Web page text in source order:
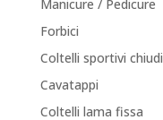
Manicure / Pedicure
Forbici
Coltelli sportivi
Cavatappi
Coltelli lama fissa